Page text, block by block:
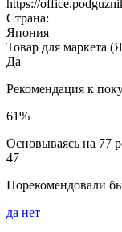
https://
Страна:
Япония
Товар для маркета
Да
Рекомендация к
61%
Основываясь на 77
47
Порекомендовали
да нет